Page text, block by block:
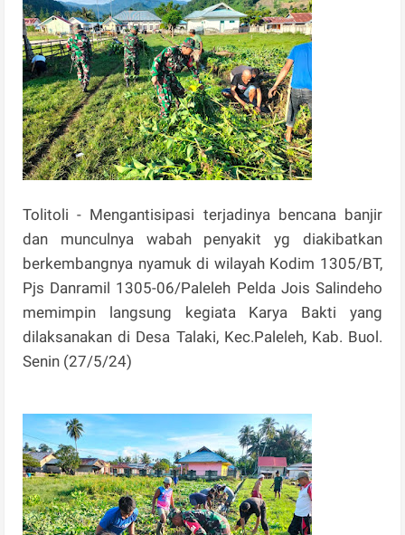
Tolitoli - Mengantisipasi terjadinya bencana banjir
dan munculnya wabah penyakit yg diakibatkan
berkembangnya nyamuk di wilayah Kodim 1305/BT,
Pjs Danramil 1305-06/Paleleh Pelda Jois Salindeho
memimpin langsung kegiata Karya Bakti yang
dilaksanakan di Desa Talaki, Kec.Paleleh, Kab. Buol.
Senin (27/5/24)